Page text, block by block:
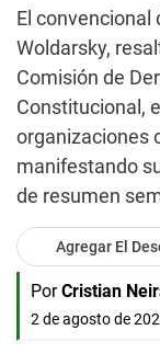
El convencional
Woldarsky,
Comisión de
Constitucional,
organizaciones
manifestando
de resumen
Agregar El
Por Cristian
2 de agosto de